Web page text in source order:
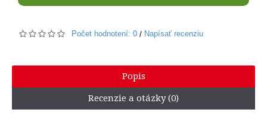
Počet hodnotení: 0 / Napísať recenziu
Popis
Recenzie a otázky (0)